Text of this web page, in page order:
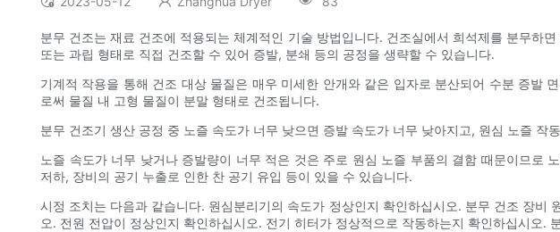
분무 건조는 재료 건조에 적용되는 체계적인 기술 방법입니다. 건조실에서 희석제를 분무하
또는 과립 형태로 직접 건조할 수 있어 증발, 분쇄 등의 공정을 생략할 수 있습니다.
기계적 작용을 통해 건조 대상 물질은 매우 미세한 안개와 같은 입자로 분산되어 수분 증발
로써 물질 내 고형 물질이 분말 형태로 건조됩니다.
분무 건조기 생산 공정 중 노즐 속도가 너무 낮으면 증발 속도가 너무 낮아지고, 원심 노즐
노즐 속도가 너무 낮거나 증발량이 너무 적은 것은 주로 원심 노즐 부품의 결함 때문이므로
저하, 장비의 공기 누출로 인한 찬 공기 유입 등이 있을 수 있습니다.
시정 조치는 다음과 같습니다. 원심분리기의 속도가 정상인지 확인하십시오. 분무 건조 장
오. 전원 전압이 정상인지 확인하십시오. 전기 히터가 정상적으로 작동하는지 확인하십시오.